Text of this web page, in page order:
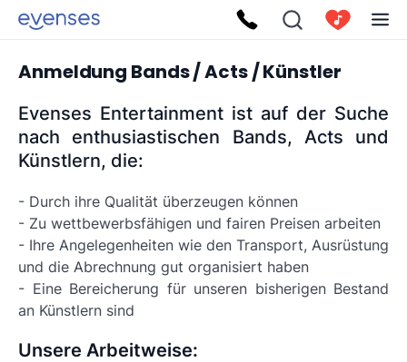
Anmeldung Bands / Acts / Künstler
Evenses Entertainment ist auf der Suche
nach enthusiastischen Bands, Acts und
Künstlern, die:
- Durch ihre Qualität überzeugen können
- Zu wettbewerbsfähigen und fairen Preisen arbeiten
- Ihre Angelegenheiten wie den Transport, Ausrüstung
und die Abrechnung gut organisiert haben
- Eine Bereicherung für unseren bisherigen Bestand
an Künstlern sind
Unsere Arbeitweise: